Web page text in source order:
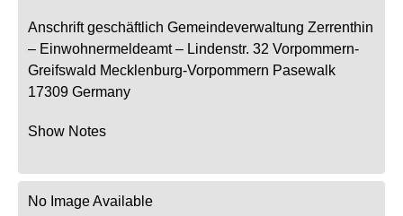
Anschrift geschäftlich Gemeindeverwaltung Zerrenthin
– Einwohnermeldeamt – Lindenstr. 32 Vorpommern-
Greifswald Mecklenburg-Vorpommern Pasewalk
17309 Germany
Show Notes
No Image Available